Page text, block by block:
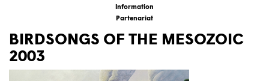
Information
Partenariat
BIRDSONGS OF THE MESOZOIC
2003